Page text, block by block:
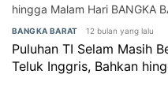
hingga Malam Hari BANGKA
BANGKA BARAT 12 bulan yang lalu
Puluhan TI Selam Masih
Teluk Inggris, Bahkan